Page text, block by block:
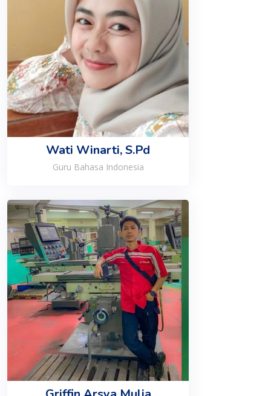
Wati Winarti, S.Pd
Guru Bahasa Indonesia